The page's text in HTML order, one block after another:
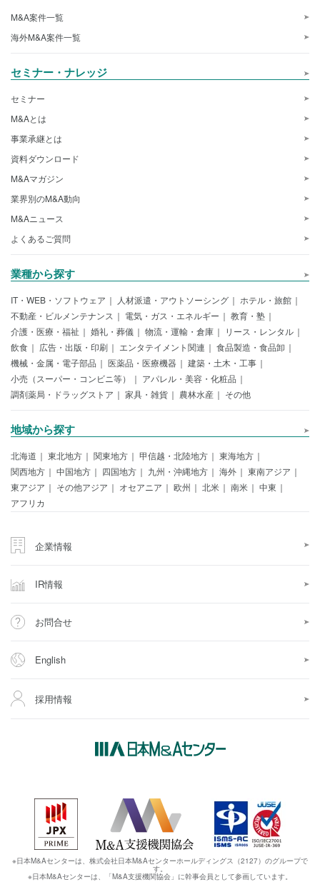
M&A案件一覧
海外M&A案件一覧
セミナー・ナレッジ
セミナー
M&Aとは
事業承継とは
資料ダウンロード
M&Aマガジン
業界別のM&A動向
M&Aニュース
よくあるご質問
業種から探す
IT・WEB・ソフトウェア 人材派遣・アウトソーシング
ホテル・旅館
不動産・ビルメンテナンス
電気・ガス・エネルギー
教育・塾
介護・医療・福祉
婚礼・葬儀 物流・運輸・倉庫
リース・レンタル
飲食
広告・出版・印刷 エンタテイメント関連
食品製造・食品卸
機械・金属・電子部品
医薬品・医療機器
建築・土木・工事
小売（スーパー・コンビニ等）
アパレル・美容・化粧品
調剤薬局・ドラッグストア
家具・雑貨 農林水産 その他
地域から探す
北海道 東北地方 関東地方 甲信越・北陸地方
東海地方
関西地方
中国地方 四国地方 九州・沖縄地方 海外
東南アジア
東アジア
その他アジア オセアニア 欧州 北米 南米
中東
アフリカ
企業情報
IR情報
お問合せ
English
採用情報
※日本M&Aセンターは、株式会社日本M&Aセンターホールディングス（2127）のグループで
す。
※日本M&Aセンターは、「M&A支援機関協会」に幹事会員として参画しています。